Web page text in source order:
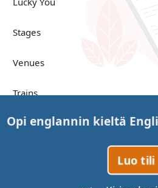
Stages
Venues
Trains
Bite, Bit,
Opi englannin kieltä
Luo tili